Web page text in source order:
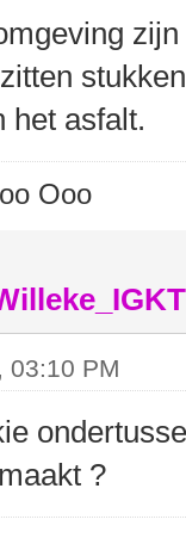
het asfalt.
Ooo
03:10 PM
?